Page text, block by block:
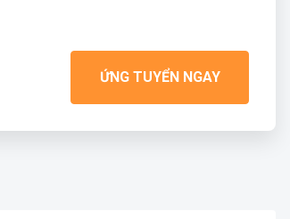
ỨNG TUYỂN NGAY